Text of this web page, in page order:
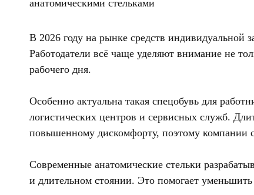
В 2026 году на рынке средств индивидуальной
Работодатели всё чаще уделяют внимание не
рабочего дня.
Особенно актуальна такая спецобувь для
логистических центров и сервисных служб.
повышенному дискомфорту, поэтому компании
Современные анатомические стельки
и длительном стоянии. Это помогает